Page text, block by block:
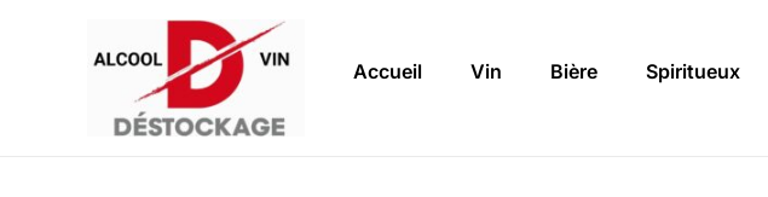
Accueil Vin Bière Spiritueux